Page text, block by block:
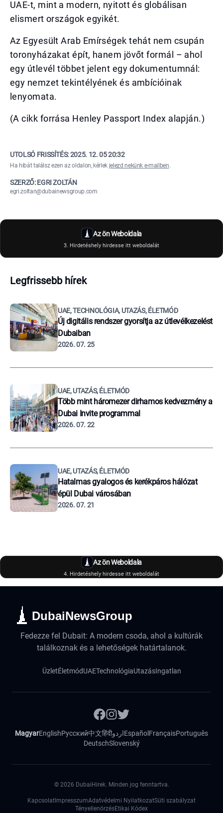
UAE-t, mint a modern, nyitott és globálisan
elismert országok egyikét.
Az Egyesült Arab Emírségek tehát nem csupán
toronyházakat épít, hanem jövőt formál – ahol
egy útlevél többet jelent egy dokumentumnál:
egy nemzet tekintélyének és ambícióinak
lenyomata.
(A cikk forrása Henley Passport Index alapján.)
UTOLSÓ FRISSÍTÉS:2025. 12. 05 20:32
Ha hibát találsz ezen az oldalon, kérlek jelezd nekünk e-mailben.
SZERZŐ: EGRI ZOLTÁN
egri.zoltan@dubainewsgroup.com
Az ön Weboldala
3. Hirdetéshely hirdesse itt weboldalát
Legfrissebb hírek
UAE, TECHNOLÓGIA, UTAZÁS, ÉLETMÓD
Új digitális rendszer gyorsítja az útlevélkezelést
Dubaiban
2026. 07. 25
UAE, UTAZÁS, ÉLETMÓD
Több mint háromezer dirhamos kedvezmény a
Dubai Invite programmal
2026. 07. 22
UAE, UTAZÁS, ÉLETMÓD
Hatalmas gyalogos és kerékpáros hálózat
épül Dubai városában
2026. 07. 21
Az ön Weboldala
4. Hirdetéshely hirdesse itt weboldalát
DubaiNewsGroup
Fedezze fel Dubait: A modern csoda, ahol a kultúrák
találkoznak és a lehetőségek határtalanok.
ÜzletÉletmódUAETechnológiaUtazásIngatlan
MagyarEnglishРусский中文हिंदीاردوEspañol FrançaisPortuguês
DeutschSlovenský
© 2026 DubaiHirek. Minden jog fenntartva.
Kapcsolat ImpresszumAdatvédelmi NyilatkozatSüti szabályzat
TényellenörzésEtikai Kódex